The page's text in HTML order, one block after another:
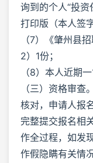
询到的个人“投资
打印版（本人签字
（7）《肇州县
2）1份；
（8）本人近期
（三）资格审
核对，申请人报
完整提交报名相
作全过程，如发
作假隐瞒有关情